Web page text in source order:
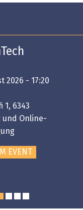
2026 - 17:20
1, 6343
und Online-
EVENT